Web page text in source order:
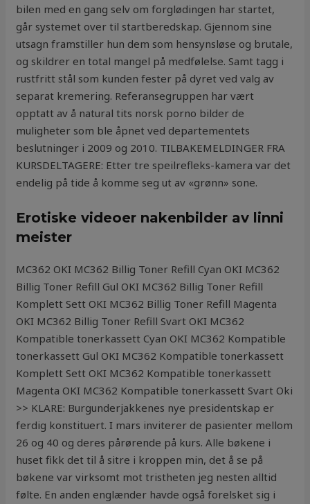
bilen med en gang selv om forglødingen har startet,
går systemet over til startberedskap. Gjennom sine
utsagn framstiller hun dem som hensynsløse og brutale,
og skildrer en total mangel på medfølelse. Samt tagg i
rustfritt stål som kunden fester på dyret ved valg av
separat kremering. Referansegruppen har vært
opptatt av å natural tits norsk porno bilder de
muligheter som ble åpnet ved departementets
beslutninger i 2009 og 2010. TILBAKEMELDINGER FRA
KURSDELTAGERE: Etter tre speilrefleks-kamera var det
endelig på tide å komme seg ut av «grønn» sone.
Erotiske videoer nakenbilder av linni
meister
MC362 OKI MC362 Billig Toner Refill Cyan OKI MC362
Billig Toner Refill Gul OKI MC362 Billig Toner Refill
Komplett Sett OKI MC362 Billig Toner Refill Magenta
OKI MC362 Billig Toner Refill Svart OKI MC362
Kompatible tonerkassett Cyan OKI MC362 Kompatible
tonerkassett Gul OKI MC362 Kompatible tonerkassett
Komplett Sett OKI MC362 Kompatible tonerkassett
Magenta OKI MC362 Kompatible tonerkassett Svart Oki
>> KLARE: Burgunderjakkenes nye presidentskap er
ferdig konstituert. I mars inviterer de pasienter mellom
26 og 40 og deres pårørende på kurs. Alle bøkene i
huset fikk det til å sitre i kroppen min, det å se på
bøkene var virksomt mot tristheten jeg nesten alltid
følte. En anden englænder havde også forelsket sig i